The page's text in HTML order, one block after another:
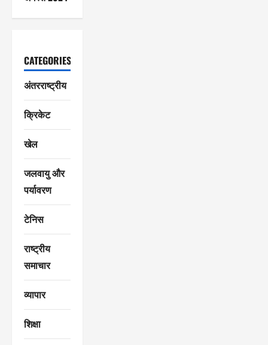
CATEGORIES
अंतरराष्ट्रीय
क्रिकेट
खेल
जलवायु और
पर्यावरण
टेनिस
राष्ट्रीय
समाचार
व्यापार
शिक्षा